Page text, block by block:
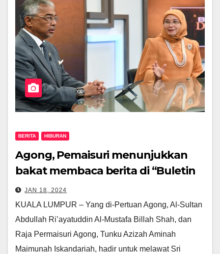
BERITA HIBURAN
Agong, Pemaisuri menunjukkan
bakat membaca berita di “Buletin
Diraja” TV3
JAN 18, 2024
KUALA LUMPUR – Yang di-Pertuan Agong, Al-Sultan
Abdullah Ri’ayatuddin Al-Mustafa Billah Shah, dan
Raja Permaisuri Agong, Tunku Azizah Aminah
Maimunah Iskandariah, hadir untuk melawat Sri